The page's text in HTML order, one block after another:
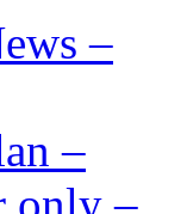
–
–